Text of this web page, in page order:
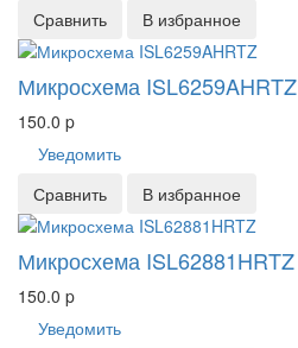
Сравнить
В избранное
Микросхема ISL6259AHRTZ
150.0 p
Уведомить
Сравнить
В избранное
Микросхема ISL62881HRTZ
150.0 p
Уведомить